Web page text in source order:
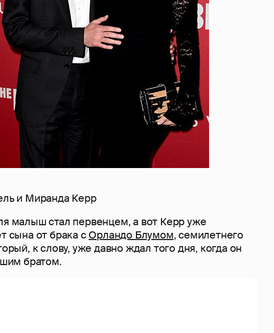
и Миранда Керр
малыш стал первенцем, а вот Керр уже
сына от брака сОрландо Блумом, семилетнего
к слову, уже давно ждал того дня, когда он
братом.